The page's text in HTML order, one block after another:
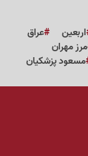
اربعین
عراق
مرز مهران
مسعود پزشکیان